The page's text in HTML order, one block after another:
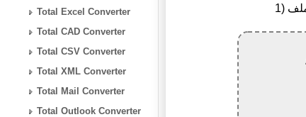
Total Excel Converter
Total CAD Converter
Total CSV Converter
Total XML Converter
Total Mail Converter
Total Outlook Converter